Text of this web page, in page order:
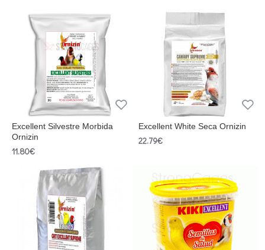
Excellent Silvestre Morbida
Ornizin
11.80€
Excellent White Seca Ornizin
22.79€